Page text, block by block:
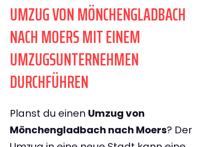
UMZUG VON MÖNCHENGLADBACH
NACH MOERS MIT EINEM
UMZUGSUNTERNEHMEN
DURCHFÜHREN
Planst du einen Umzug von
Mönchengladbach nach Moers? Der